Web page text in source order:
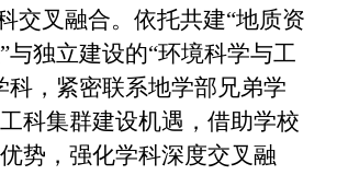
交叉融合。依托共建“地质资
与独立建设的“环境科学与工
科，紧密联系地学部兄弟学
科集群建设机遇，借助学校
势，强化学科深度交叉融